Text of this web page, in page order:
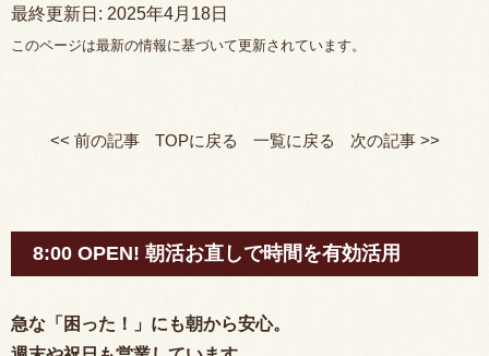
最終更新日: 2025年4月18日
このページは最新の情報に基づいて更新されています。
<< 前の記事 TOPに戻る 一覧に戻る 次の記事 >>
8:00 OPEN! 朝活お直しで時間を有効活用
急な「困った！」にも朝から安心。